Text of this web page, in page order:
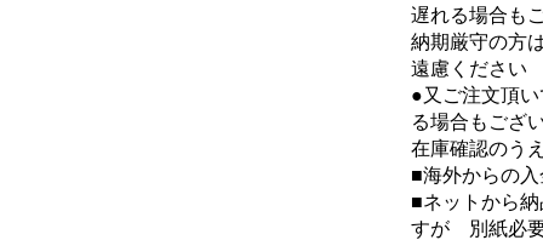
遅れる場合も
納期厳守の方
遠慮ください
●又ご注文頂
る場合もござ
在庫確認のう
■海外からの
■ネットから
すが 別紙必